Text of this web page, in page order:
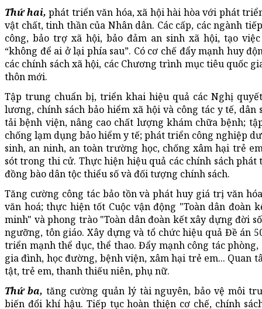
Thứ hai, phát triển văn hóa, xã hội hài hòa với phát
vật chất, tinh thần của Nhân dân. Các cấp, các ngành
công, bảo trợ xã hội, bảo đảm an sinh xã hội, tạo
“không để ai ở lại phía sau”. Có cơ chế đẩy mạnh huy
các chính sách xã hội, các Chương trình mục tiêu quốc
thôn mới.
Tập trung chuẩn bị, triển khai hiệu quả các Nghị
lương, chính sách bảo hiểm xã hội và công tác y tế,
tải bệnh viện, nâng cao chất lượng khám chữa bệnh;
chống lạm dụng bảo hiểm y tế; phát triển công nghiệp
sinh, an ninh, an toàn trường học, chống xâm hại trẻ
sót trong thi cử. Thực hiện hiệu quả các chính sách
đồng bào dân tộc thiểu số và đối tượng chính sách.
Tăng cường công tác bảo tồn và phát huy giá trị văn
văn hoá; thực hiện tốt Cuộc vận động "Toàn dân
minh" và phong trào "Toàn dân đoàn kết xây dựng đời
ngưỡng, tôn giáo. Xây dựng và tổ chức hiệu quả Đề án
triển mạnh thể dục, thể thao. Đẩy mạnh công tác
gia đình, học đường, bệnh viện, xâm hại trẻ em... Quan
tật, trẻ em, thanh thiếu niên, phụ nữ.
Thứ ba, tăng cường quản lý tài nguyên, bảo vệ môi
biến đổi khí hậu. Tiếp tục hoàn thiện cơ chế, chính